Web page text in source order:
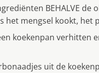
BEHALVE
het mengsel kookt, het
koekenpan verhitten
uit de